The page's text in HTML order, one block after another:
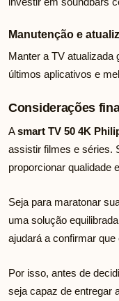
Manutenção e
Manter a TV
últimos aplicativos e
Considerações
Asmart TV 50 4K
assistir filmes e séries.
proporcionar qualidade
Seja para maratonar
uma solução
ajudará a confirmar
Por isso, antes de
seja capaz de entregar